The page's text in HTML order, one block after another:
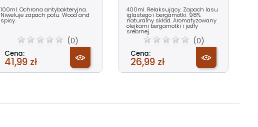
100ml. Ochrona antybakteryjna.
Niweluje zapach potu. Wood and
spicy.
(0)
Cena:
41,99 zł
400ml. Relaksujący. Zapach lasu
iglastego i bergamotki. 98%
naturalny skład. Aromatyzowany
olejkami bergamotki i jodły
srebrnej.
(0)
Cena:
26,99 zł